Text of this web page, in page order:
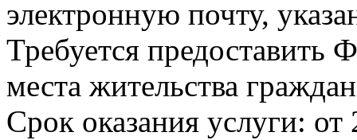
электронную почту,
Требуется
места жительства
Срок оказания услуги: от